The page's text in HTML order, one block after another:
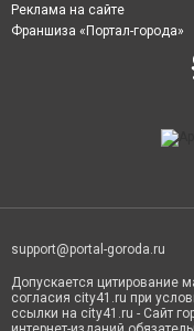
Реклама на сайте
Франшиза «Портал-города»
support@portal-goroda.ru
Допускается цитирование
согласия city41.ru при
ссылки на city41.ru - Сайт